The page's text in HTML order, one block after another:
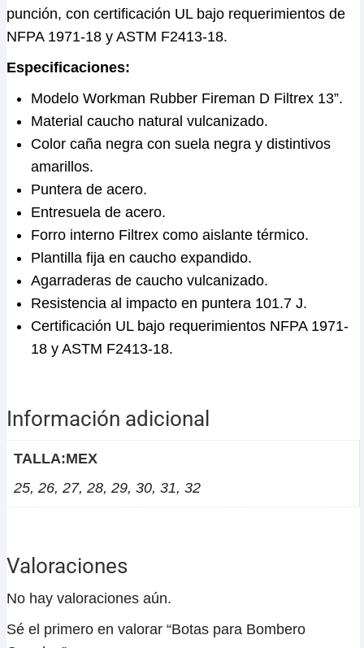
punción, con certificación UL bajo requerimientos de
NFPA 1971-18 y ASTM F2413-18.
Especificaciones:
Modelo Workman Rubber Fireman D Filtrex 13”.
Material caucho natural vulcanizado.
Color caña negra con suela negra y distintivos
amarillos.
Puntera de acero.
Entresuela de acero.
Forro interno Filtrex como aislante térmico.
Plantilla fija en caucho expandido.
Agarraderas de caucho vulcanizado.
Resistencia al impacto en puntera 101.7 J.
Certificación UL bajo requerimientos NFPA 1971-
18 y ASTM F2413-18.
Información adicional
TALLA:MEX
25, 26, 27, 28, 29, 30, 31, 32
Valoraciones
No hay valoraciones aún.
Sé el primero en valorar “Botas para Bombero